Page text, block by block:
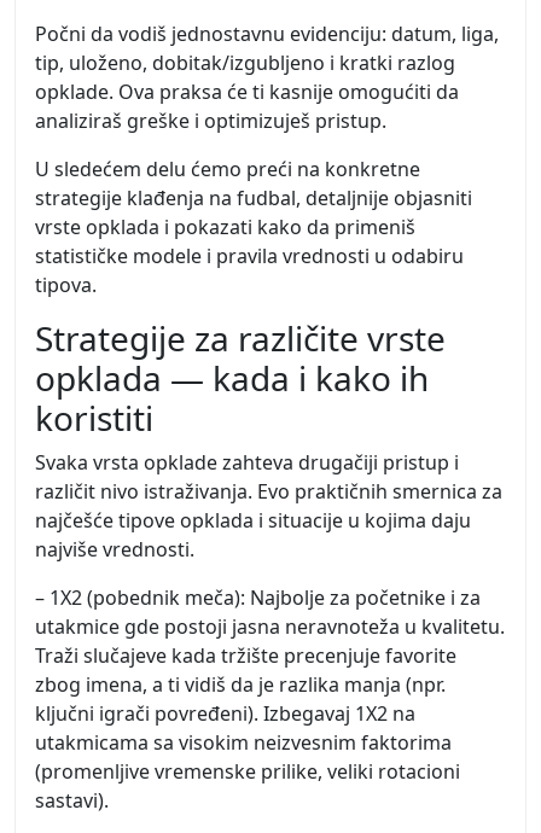
Počni da vodiš jednostavnu evidenciju: datum, liga,
tip, uloženo, dobitak/izgubljeno i kratki razlog
opklade. Ova praksa će ti kasnije omogućiti da
analiziraš greške i optimizuješ pristup.
U sledećem delu ćemo preći na konkretne
strategije klađenja na fudbal, detaljnije objasniti
vrste opklada i pokazati kako da primeniš
statističke modele i pravila vrednosti u odabiru
tipova.
Strategije za različite vrste
opklada — kada i kako ih
koristiti
Svaka vrsta opklade zahteva drugačiji pristup i
različit nivo istraživanja. Evo praktičnih smernica za
najčešće tipove opklada i situacije u kojima daju
najviše vrednosti.
– 1X2 (pobednik meča): Najbolje za početnike i za
utakmice gde postoji jasna neravnoteža u kvalitetu.
Traži slučajeve kada tržište precenjuje favorite
zbog imena, a ti vidiš da je razlika manja (npr.
ključni igrači povređeni). Izbegavaj 1X2 na
utakmicama sa visokim neizvesnim faktorima
(promenljive vremenske prilike, veliki rotacioni
sastavi).